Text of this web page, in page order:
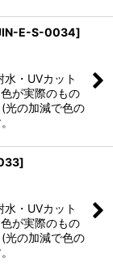
E-S-0034]
・UVカット
が実際のもの
光の加減で色の
]
・UVカット
が実際のもの
光の加減で色の